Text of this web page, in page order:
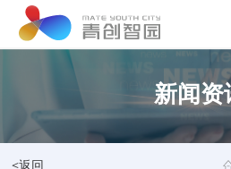
新闻资
<返回